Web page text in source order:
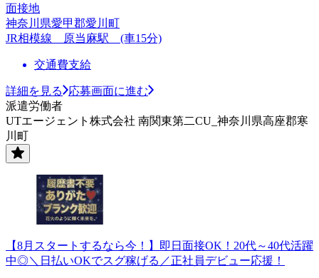
面接地
神奈川県愛甲郡愛川町
JR相模線 原当麻駅 (車15分)
交通費支給
詳細を見る
応募画面に進む
派遣労働者
UTエージェント株式会社 南関東第二CU_神奈川県高座郡寒
川町
【8月スタートするなら今！】即日面接OK！20代～40代活躍
中◎＼日払いOKでスグ稼げる／正社員デビュー応援！